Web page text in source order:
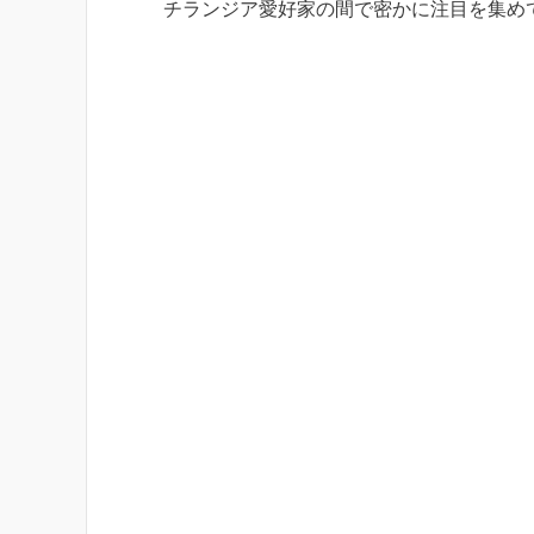
チランジア愛好家の間で密かに注目を集め